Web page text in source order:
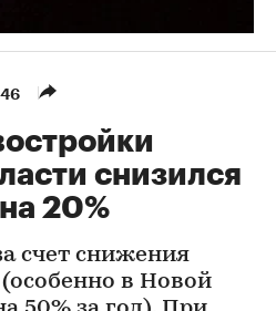
снизился
20%
счет снижения
в Новой